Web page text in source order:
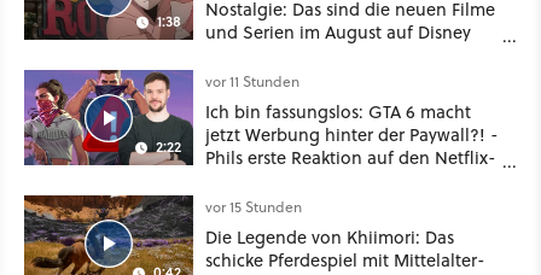
1:38
Nostalgie: Das sind die neuen Filme
und Serien im August auf Disney
2:22
vor 11 Stunden
Ich bin fassungslos: GTA 6 macht
jetzt Werbung hinter der Paywall?! -
Phils erste Reaktion auf den Netflix-
vor 15 Stunden
Die Legende von Khiimori: Das
schicke Pferdespiel mit Mittelalter-